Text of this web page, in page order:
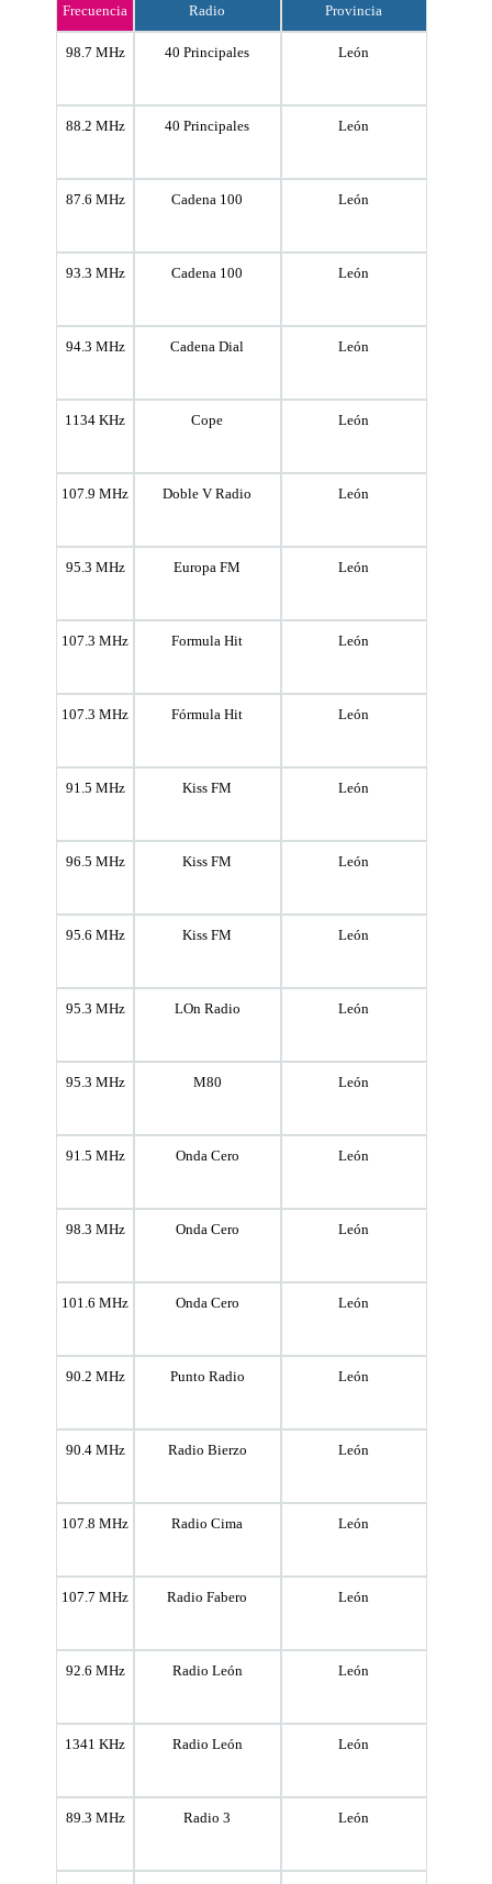
Frecuencia Radio Provincia
98.7 MHz 40 Principales León
88.2 MHz 40 Principales León
87.6 MHz Cadena 100 León
93.3 MHz Cadena 100 León
94.3 MHz Cadena Dial León
1134 KHz Cope León
107.9 MHz Doble V Radio León
95.3 MHz Europa FM León
107.3 MHz Formula Hit León
107.3 MHz Fórmula Hit León
91.5 MHz Kiss FM León
96.5 MHz Kiss FM León
95.6 MHz Kiss FM León
95.3 MHz LOn Radio León
95.3 MHz M80 León
91.5 MHz Onda Cero León
98.3 MHz Onda Cero León
101.6 MHz Onda Cero León
90.2 MHz Punto Radio León
90.4 MHz Radio Bierzo León
107.8 MHz Radio Cima León
107.7 MHz Radio Fabero León
92.6 MHz Radio León León
1341 KHz Radio León León
89.3 MHz Radio 3 León